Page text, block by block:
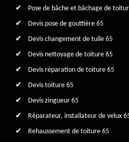
Pose de bâche et bâchage de
Devis pose de gouttière 65
Devis changement de tuile 65
Devis nettoyage de toiture 65
Devis réparation de toiture 65
Devis toiture 65
Devis zingueur 65
Réparateur, installateur de velux
Rehaussement de toiture 65